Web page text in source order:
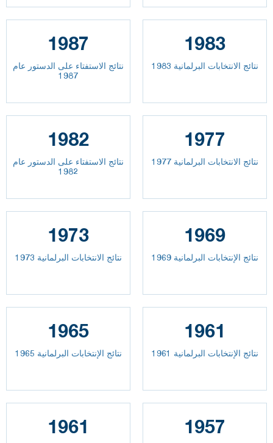
1987
نتائج الاستفتاء على الدستور عام
1987
1983
نتائج الانتخابات البرلمانية 1983
1982
نتائج الاستفتاء على الدستور عام
1982
1977
نتائج الانتخابات البرلمانية 1977
1973
نتائج الانتخابات البرلمانية 1973
1969
نتائج الإنتخابات البرلمانية 1969
1965
نتائج الإنتخابات البرلمانية 1965
1961
نتائج الإنتخابات البرلمانية 1961
1961 1957